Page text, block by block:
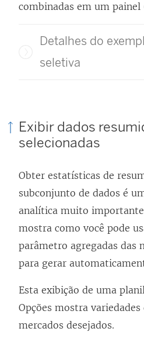
combinadas em um painel
Detalhes do
seletiva
Exibir dados
selecionadas
Obter estatísticas de
subconjunto de dados é
analítica muito
mostra como você pode
parâmetro agregadas das
para gerar
Esta exibição de uma
Opções mostra
mercados desejados.